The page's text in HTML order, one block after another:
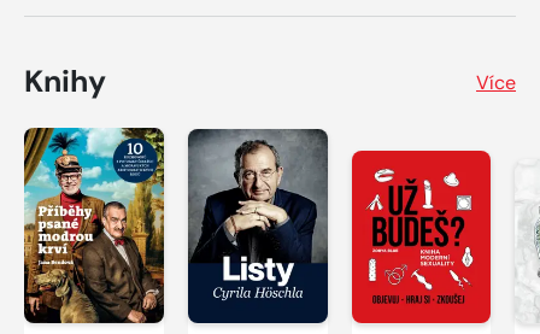
Knihy Více